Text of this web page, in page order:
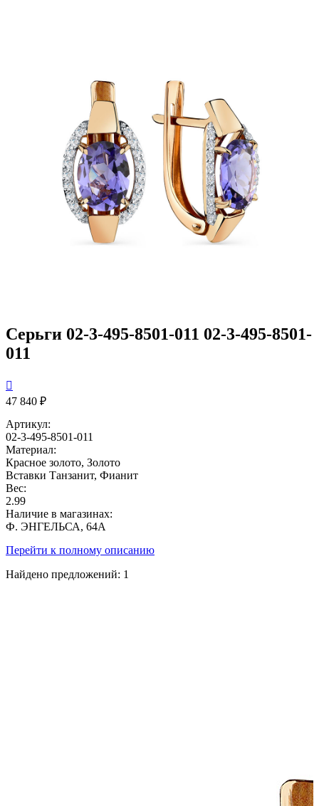
Серьги 02-3-495-8501-011 02-3-495-8501-
011

47 840 ₽
Артикул:
02-3-495-8501-011
Материал:
Красное золото, Золото
Вставки Танзанит, Фианит
Вес:
2.99
Наличие в магазинах:
Ф. ЭНГЕЛЬСА, 64А
Перейти к полному описанию
Найдено предложений: 1